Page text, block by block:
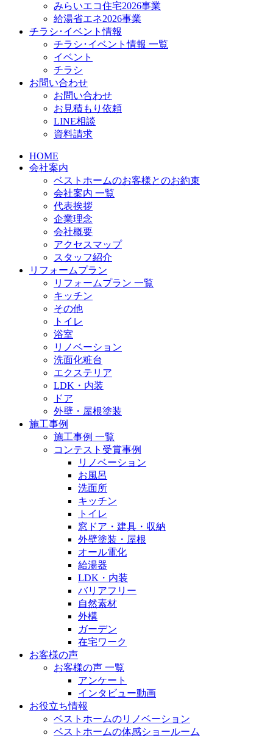
みらいエコ住宅2026事業
給湯省エネ2026事業
チラシ･イベント情報
チラシ･イベント情報 一覧
イベント
チラシ
お問い合わせ
お問い合わせ
お見積もり依頼
LINE相談
資料請求
HOME
会社案内
ベストホームのお客様とのお約束
会社案内 一覧
代表挨拶
企業理念
会社概要
アクセスマップ
スタッフ紹介
リフォームプラン
リフォームプラン 一覧
キッチン
その他
トイレ
浴室
リノベーション
洗面化粧台
エクステリア
LDK・内装
ドア
外壁・屋根塗装
施工事例
施工事例 一覧
コンテスト受賞事例
リノベーション
お風呂
洗面所
キッチン
トイレ
窓ドア・建具・収納
外壁塗装・屋根
オール電化
給湯器
LDK・内装
バリアフリー
自然素材
外構
ガーデン
在宅ワーク
お客様の声
お客様の声 一覧
アンケート
インタビュー動画
お役立ち情報
ベストホームのリノベーション
ベストホームの体感ショールーム